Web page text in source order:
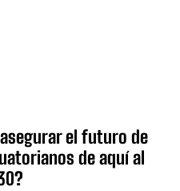
el futuro de
de aquí al